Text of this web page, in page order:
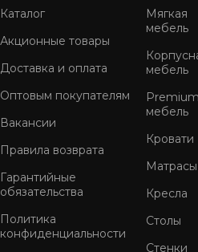
Каталог
Акционные товары
Доставка и оплата
Оптовым покупателям
Вакансии
Правила возврата
Гарантийные
обязательства
Политика
конфиденциальности
Мягкая
мебель
мебель
Premium
мебель
Кровати
Матрасы
Кресла
Столы
Стенки